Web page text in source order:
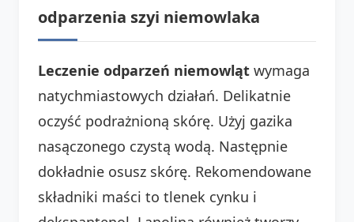
odparzenia szyi niemowlaka
Leczenie odparzeń niemowląt wymaga
natychmiastowych działań. Delikatnie
oczyść podrażnioną skórę. Użyj gazika
nasączonego czystą wodą. Następnie
dokładnie osusz skórę. Rekomendowane
składniki maści to tlenek cynku i